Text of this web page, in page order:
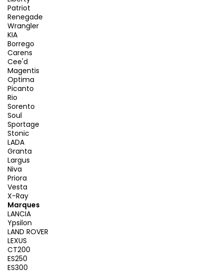
Patriot
Renegade
Wrangler
KIA
Borrego
Carens
Cee'd
Magentis
Optima
Picanto
Rio
Sorento
Soul
Sportage
Stonic
LADA
Granta
Largus
Niva
Priora
Vesta
X-Ray
Marques
LANCIA
Ypsilon
LAND ROVER
LEXUS
CT200
ES250
ES300